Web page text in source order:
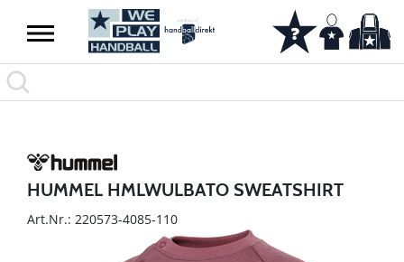
HUMMEL HMLWULBATO SWEATSHIRT
Art.Nr.: 220573-4085-110